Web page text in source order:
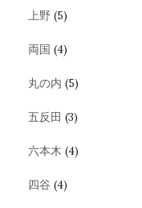
上野 (5)
両国 (4)
丸の内 (5)
五反田 (3)
六本木 (4)
四谷 (4)